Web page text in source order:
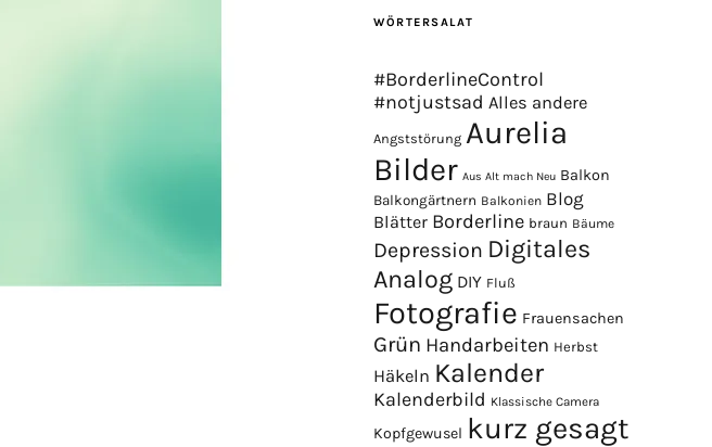
WÖRTERSALAT
#BorderlineControl
#notjustsad Alles andere
Angststörung Aurelia
Bilder Aus Alt mach Neu Balkon
Balkongärtnern Balkonien Blog
Blätter Borderline braun Bäume
Depression Digitales
Analog DIY Fluß
Fotografie Frauensachen
Grün Handarbeiten Herbst
Häkeln Kalender
Kalenderbild Klassische Camera
Kopfgewusel kurz gesagt